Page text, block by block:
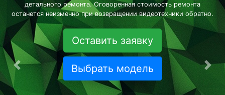
детального ремонта. Оговоренная стоимость ремонта
останется неизменно при возвращении видеотехники обратно.
Оставить заявку
Выбрать модель
Предыдущая